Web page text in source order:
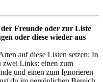
Freunde oder zur Liste
oder diese wieder aus
auf diese Listen setzen: In
zwei Links: einen zum
und einen zum Ignorieren